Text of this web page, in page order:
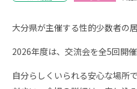
大分県が主催する性的少数者の
2026年度は、交流会を全5回開催
自分らしくいられる安心な場所